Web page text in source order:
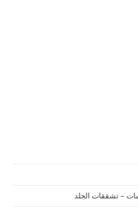
– تشققات الجلد